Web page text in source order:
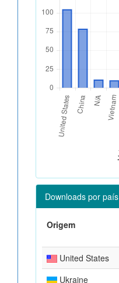
Downloads por país
Origem
United States
Ukraine